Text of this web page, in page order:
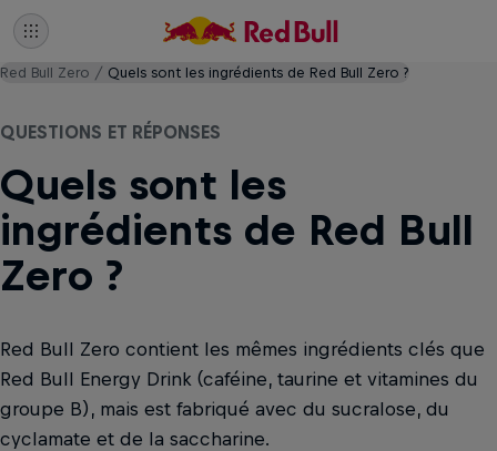
Red Bull Zero Quels sont les ingrédients de Red Bull Zero ?
QUESTIONS ET RÉPONSES
Quels sont les
ingrédients de Red Bull
Zero ?
Red Bull Zero contient les mêmes ingrédients clés que
Red Bull Energy Drink (caféine, taurine et vitamines du
groupe B), mais est fabriqué avec du sucralose, du
cyclamate et de la saccharine.